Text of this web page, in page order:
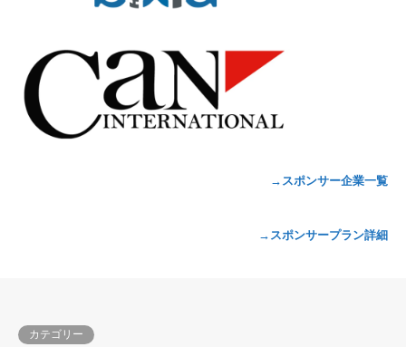
→スポンサー企業一覧
→スポンサープラン詳細
カテゴリー